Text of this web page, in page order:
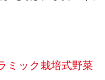
ミック栽培式野菜